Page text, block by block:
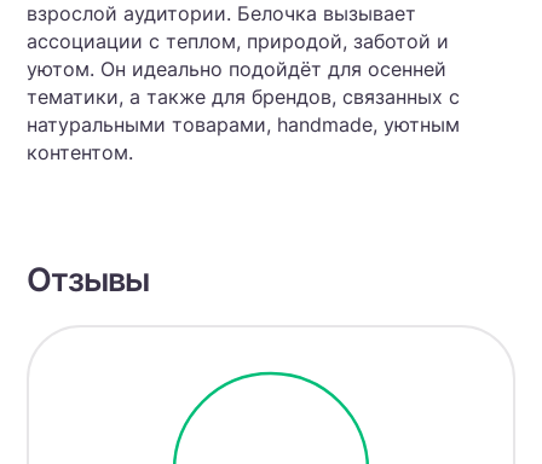
взрослой аудитории. Белочка вызывает
ассоциации с теплом, природой, заботой и
уютом. Он идеально подойдёт для осенней
тематики, а также для брендов, связанных с
натуральными товарами, handmade, уютным
контентом.
Отзывы